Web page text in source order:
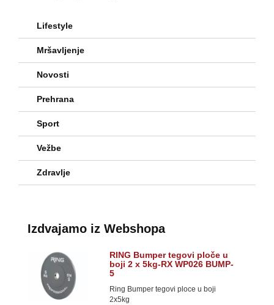
Lifestyle
Mršavljenje
Novosti
Prehrana
Sport
Vežbe
Zdravlje
Izdvajamo iz Webshopa
RING Bumper tegovi ploče u
boji 2 x 5kg-RX WP026 BUMP-
5
Ring Bumper tegovi ploce u boji
2x5kg